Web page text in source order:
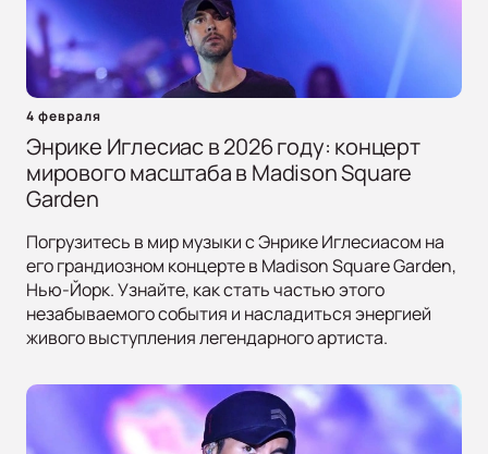
4 февраля
Энрике Иглесиас в 2026 году: концерт
мирового масштаба в Madison Square
Garden
Погрузитесь в мир музыки с Энрике Иглесиасом на
его грандиозном концерте в Madison Square Garden,
Нью-Йорк. Узнайте, как стать частью этого
незабываемого события и насладиться энергией
живого выступления легендарного артиста.